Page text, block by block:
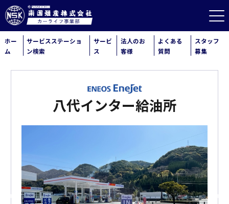
ホー
ム
サービスステーショ
ン検索
サービ
ス
法人のお
客様
よくある
質問
スタッフ
募集
八代インター給油所